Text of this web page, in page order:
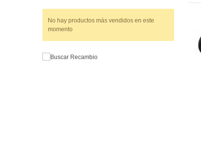
No hay productos más vendidos en este
momento